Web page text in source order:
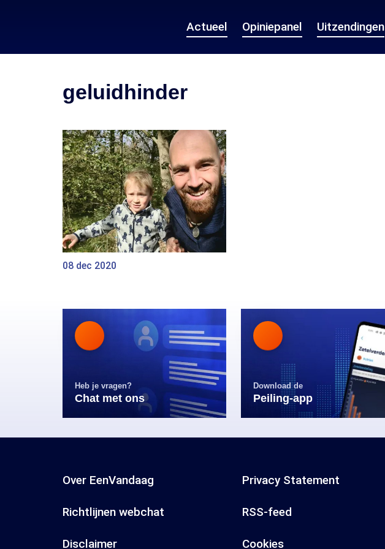
Actueel Opiniepanel Uitzendingen
geluidhinder
08 dec 2020
Heb je vragen?
Chat met ons
Download de
Peiling-app
Over EenVandaag Privacy Statement
Richtlijnen webchat RSS-feed
Disclaimer Cookies